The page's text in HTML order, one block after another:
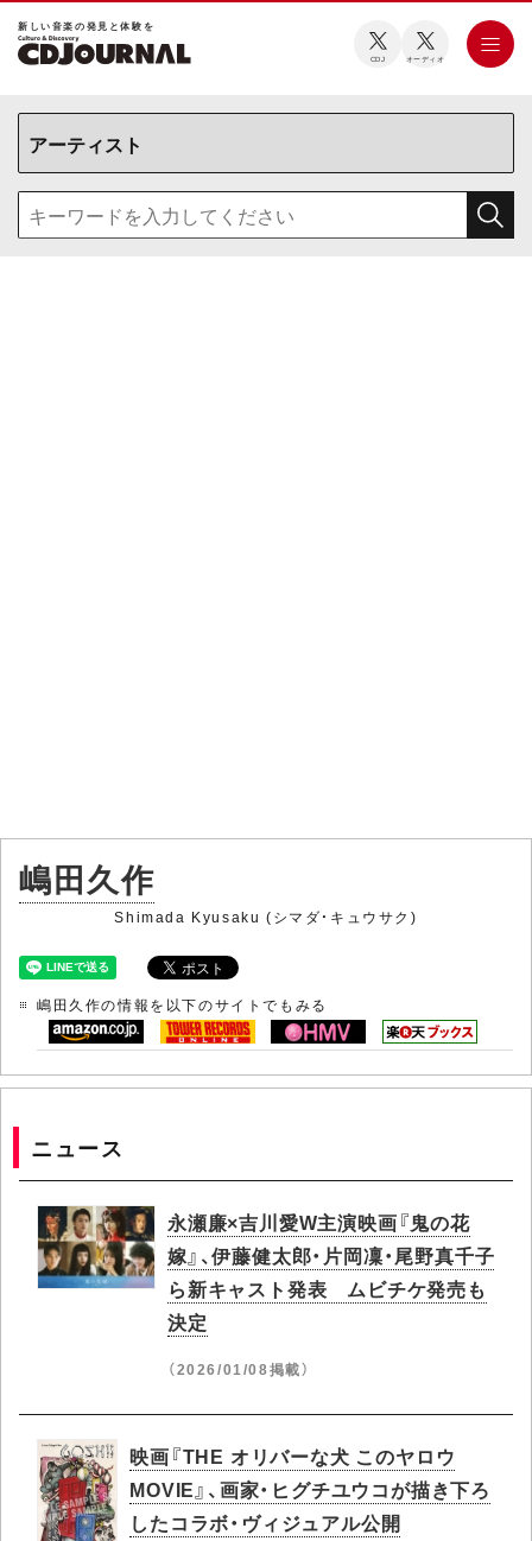
新しい⾳楽の発⾒と体験を
CDJ オーディオ
嶋田久作
Shimada Kyusaku (シマダ・キュウサク)
嶋田久作の情報を以下のサイトでもみる
ニュース
永瀬廉×吉川愛W主演映画『鬼の花
嫁』、伊藤健太郎・片岡凜・尾野真千子
ら新キャスト発表 ムビチケ発売も
決定
（2026/01/08掲載）
映画『THE オリバーな犬 このヤロウ
MOVIE』、画家・ヒグチユウコが描き下ろ
したコラボ・ヴィジュアル公開